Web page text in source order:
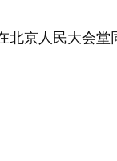
京人民大会堂